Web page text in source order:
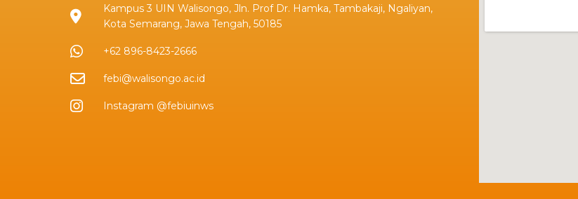
Kampus 3 UIN Walisongo, Jln. Prof Dr. Hamka, Tambakaji, Ngaliyan,
Kota Semarang, Jawa Tengah, 50185
+62 896-8423-2666
febi@walisongo.ac.id
Instagram @febiuinws